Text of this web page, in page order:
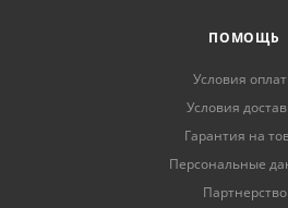
ПОМОЩЬ
Условия
Условия
Гарантия на
Персональные
Партнерство